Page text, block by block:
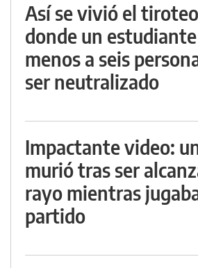
Así se vivió el
donde un
menos a seis
ser neutralizado
Impactante video:
murió tras ser
rayo mientras
partido